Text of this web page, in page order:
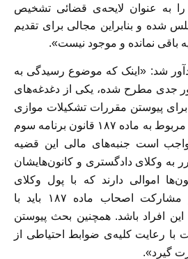
به عنوان لایحه‌ی قضائی تشخیص
شده و بنابراین مجالی برای تقدیم
باقی نمانده و موجود نیست».
شد: «اینک که موضوع رسیدگی به
جدی مطرح شده، یکی از دغدغه‌های
پیوستن مقررات تشکیلات موازی
کانون وکلا یعنی سازمان مربوط به ماده ۱۸۷ قانون برنامه سوم
واجب است جنبه‌های مالی این قضیه
وکلای دادگستری و کانون‌هایشان
اموالی دارند که با پول وکلای
دادگستری تهیه شده و مشارکت اصحاب ماده ۱۸۷ باید با
افراد باشد. همچنین بحث پیوستن
با رعایت کلیه‌ی ضوابط احتیاطی از
گیرد».